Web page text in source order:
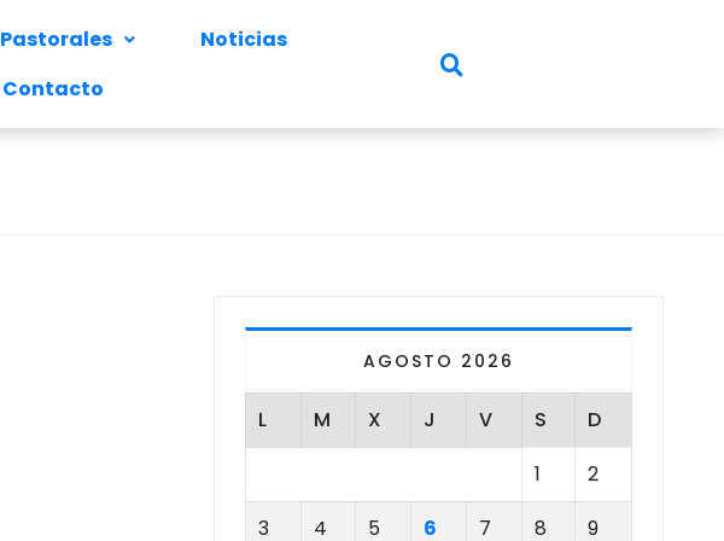
Pastorales
Noticias
Contacto
AGOSTO 2026
L M X J V S
D
1
2
3
4 5 6 7 8
9